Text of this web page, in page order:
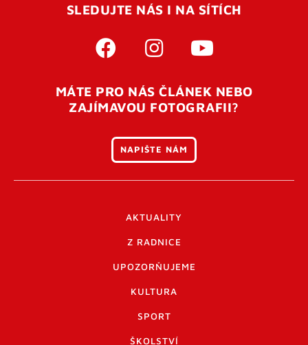
SLEDUJTE NÁS I NA SÍTÍCH
MÁTE PRO NÁS ČLÁNEK NEBO
ZAJÍMAVOU FOTOGRAFII?
NAPIŠTE NÁM
AKTUALITY
Z RADNICE
UPOZORŇUJEME
KULTURA
SPORT
ŠKOLSTVÍ